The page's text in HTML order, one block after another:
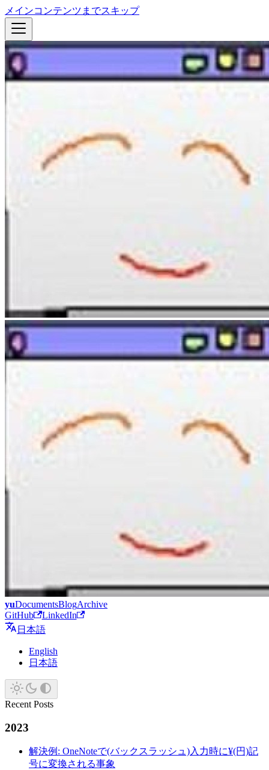
メインコンテンツまでスキップ
yuDocumentsBlogArchive
GitHub
LinkedIn
日本語
English
日本語
Recent Posts
2023
解決例: OneNoteで(バックスラッシュ)入力時に¥(円)記
号に変換される事象